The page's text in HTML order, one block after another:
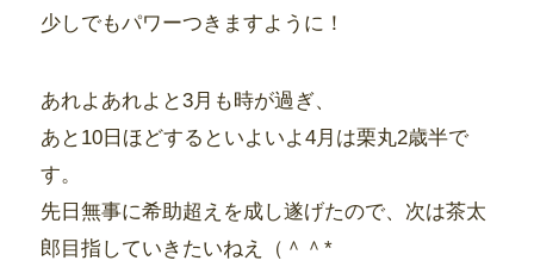
少しでもパワーつきますように！
あれよあれよと3月も時が過ぎ、
あと10日ほどするといよいよ4月は栗丸2歳半で
す。
先日無事に希助超えを成し遂げたので、次は茶太
郎目指していきたいねえ（＾＾*